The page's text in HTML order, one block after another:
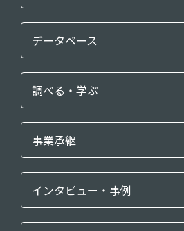
データベース
調べる・学ぶ
事業承継
インタビュー・事例